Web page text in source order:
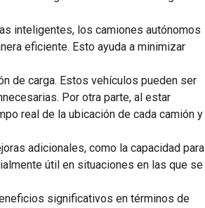
inteligentes, los camiones autónomos
eficiente. Esto ayuda a minimizar
de carga. Estos vehículos pueden ser
Por otra parte, al estar
real de la ubicación de cada camión y
adicionales, como la capacidad para
útil en situaciones en las que se
significativos en términos de